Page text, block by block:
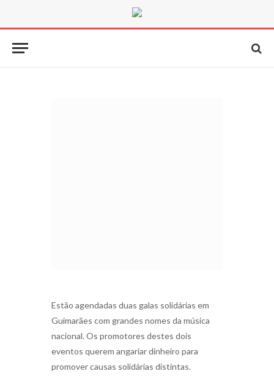
Estão agendadas duas galas solidárias em
Guimarães com grandes nomes da música
nacional. Os promotores destes dois
eventos querem angariar dinheiro para
promover causas solidárias distintas.